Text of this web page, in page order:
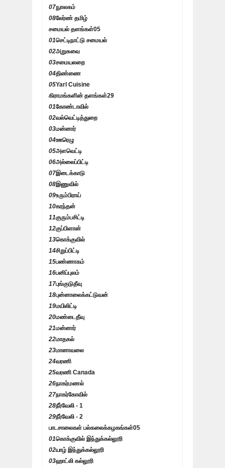
07நுாலகம்
08லேர்ண் தமிழ்
சமையல் தளங்கள்05
01செட்டிநாட்டு சமையல்
02அறுசுவை
03சமையலறை
04திண்ணை
05Yarl Cuisine
கிராமங்களின் தளங்கள்29
01கோண்டாவில்
02வல்வெட்டித்துறை
03மன்னார்
04ஊரெழு
05அளவெட்டி
06அல்லைப்பிட்டி
07இடைக்காடு
08இணுவில்
09உரும்பிராய்
10கரந்தன்
11குரும்பசிட்டி
12குப்பிளான்
13கொக்குவில்
14சிறுப்பிட்டி
15பண்ணாகம்
16பனிப்புலம்
17புங்குடுதீவு
18புன்னாலைக்கட்டுவன்
19மயிலிட்டி
20மண்டைதீவு
21மன்னார்
22மாதகல்
23மானாவலை
24வரணி
25வரணி Canada
26நாகர்மணல்
27நாகர்கோவில்
28நீர்வேலி - 1
29நீர்வேலி - 2
பாடசாலைகள் பல்கலைக்கழகங்கள்05
01கொக்குவில் இந்துக்கல்லூரி
02யாழ் இந்துக்கல்லூரி
03ஹாட்லி கல்லூரி